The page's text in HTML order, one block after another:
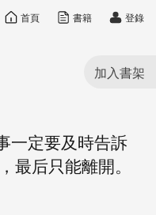
目錄
一定要及時告訴
最后只能離開。
首頁 書籍 登錄